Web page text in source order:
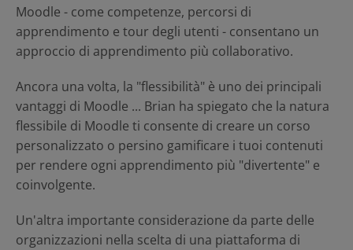
Moodle - come competenze, percorsi di
apprendimento e tour degli utenti - consentano un
approccio di apprendimento più collaborativo.
Ancora una volta, la "flessibilità" è uno dei principali
vantaggi di Moodle ... Brian ha spiegato che la natura
flessibile di Moodle ti consente di creare un corso
personalizzato o persino gamificare i tuoi contenuti
per rendere ogni apprendimento più "divertente" e
coinvolgente.
Un'altra importante considerazione da parte delle
organizzazioni nella scelta di una piattaforma di